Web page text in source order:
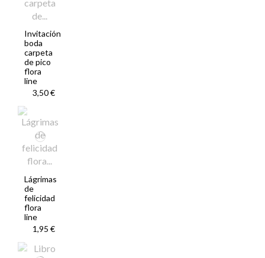
Invitación
boda
carpeta
de pico
flora
line
3,50 €
Lágrimas
de
felicidad
flora
line
1,95 €